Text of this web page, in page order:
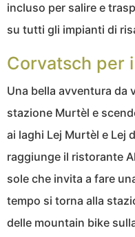
incluso per salire e
su tutti gli impianti di
Corvatsch per
Una bella avventura da
stazione Murtèl e
ai laghi Lej Murtèl e Lej
raggiunge il ristorante
sole che invita a fare
tempo si torna alla
delle mountain bike